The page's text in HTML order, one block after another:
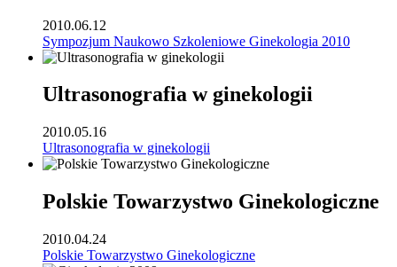
2010.06.12
Sympozjum Naukowo Szkoleniowe Ginekologia 2010
Ultrasonografia w ginekologii
2010.05.16
Ultrasonografia w ginekologii
Polskie Towarzystwo Ginekologiczne
2010.04.24
Polskie Towarzystwo Ginekologiczne